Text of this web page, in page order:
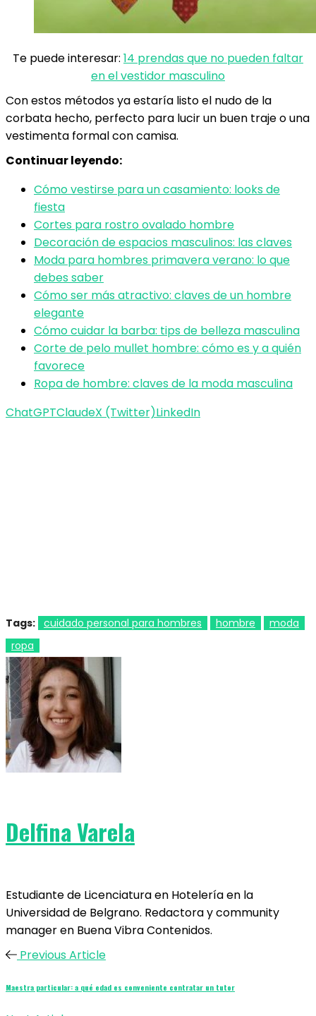
Te puede interesar: 14 prendas que no pueden faltar
en el vestidor masculino
Con estos métodos ya estaría listo el nudo de la
corbata hecho, perfecto para lucir un buen traje o una
vestimenta formal con camisa.
Continuar leyendo:
Cómo vestirse para un casamiento: looks de
fiesta
Cortes para rostro ovalado hombre
Decoración de espacios masculinos: las claves
Moda para hombres primavera verano: lo que
debes saber
Cómo ser más atractivo: claves de un hombre
elegante
Cómo cuidar la barba: tips de belleza masculina
Corte de pelo mullet hombre: cómo es y a quién
favorece
Ropa de hombre: claves de la moda masculina
ChatGPTClaudeX (Twitter)LinkedIn
Tags: cuidado personal para hombres hombre
moda
ropa
Delfina Varela
Estudiante de Licenciatura en Hotelería en la
Universidad de Belgrano. Redactora y community
manager en Buena Vibra Contenidos.
Previous Article
Maestra particular: a qué edad es conveniente contratar un tutor